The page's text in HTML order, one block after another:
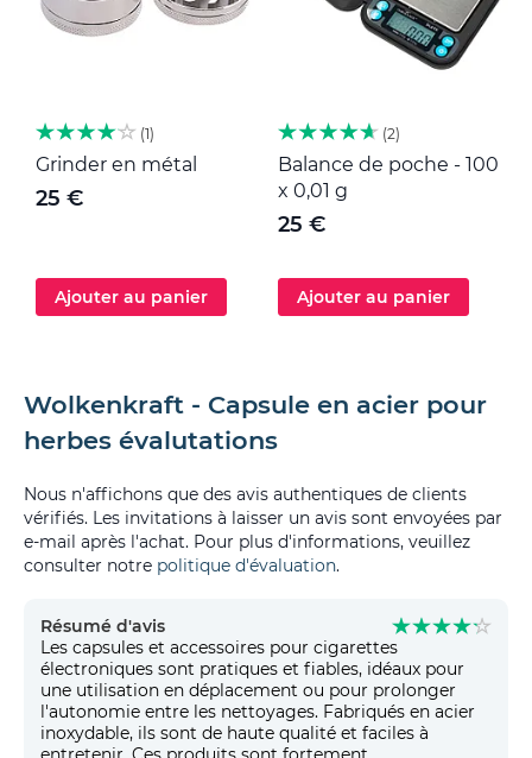
1
Grinder en métal
25 €
Ajouter au panier
2
Balance de poche - 100
x 0,01 g
25 €
Ajouter au panier
Wolkenkraft - Capsule en acier pour
herbes évalutations
Nous n'affichons que des avis authentiques de clients
vérifiés. Les invitations à laisser un avis sont envoyées par
e-mail après l'achat. Pour plus d'informations, veuillez
consulter notre politique d'évaluation.
Résumé d'avis
Les capsules et accessoires pour cigarettes
électroniques sont pratiques et fiables, idéaux pour
une utilisation en déplacement ou pour prolonger
l'autonomie entre les nettoyages. Fabriqués en acier
inoxydable, ils sont de haute qualité et faciles à